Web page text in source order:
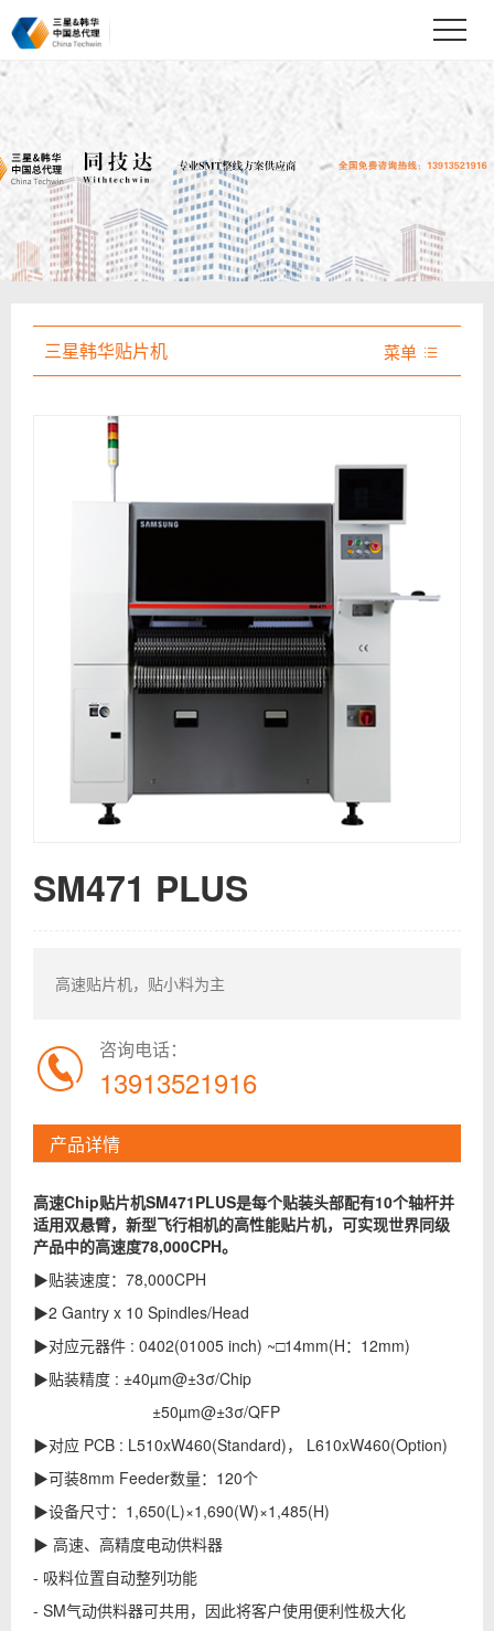
三星韩华贴片机 菜单 
SM471 PLUS
高速贴片机，贴小料为主
咨询电话：
13913521916
产品详情
高速Chip贴片机SM471PLUS是每个贴装头部配有10个轴杆并
适用双悬臂，新型飞行相机的高性能贴片机，可实现世界同级
产品中的高速度78,000CPH。
▶贴装速度：78,000CPH
▶2 Gantry x 10 Spindles/Head
▶对应元器件 : 0402(01005 inch) ~□14mm(H：12mm)
▶贴装精度 : ±40µm@±3σ/Chip
±50µm@±3σ/QFP
▶对应 PCB : L510xW460(Standard)， L610xW460(Option)
▶可装8mm Feeder数量：120个
▶设备尺寸：1,650(L)×1,690(W)×1,485(H)
▶ 高速、高精度电动供料器
- 吸料位置自动整列功能
- SM气动供料器可共用，因此将客户使用便利性极大化